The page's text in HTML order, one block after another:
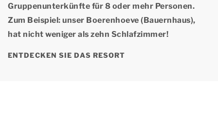
Gruppenunterkünfte für 8 oder mehr Personen.
Zum Beispiel: unser Boerenhoeve (Bauernhaus),
hat nicht weniger als zehn Schlafzimmer!
ENTDECKEN SIE DAS RESORT